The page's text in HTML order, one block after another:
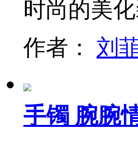
时尚的美
作者： 刘
手镯 腕腕